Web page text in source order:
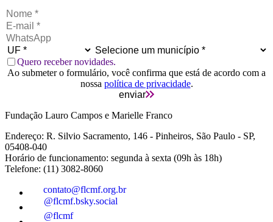
Quero receber novidades.
Ao submeter o formulário, você confirma que está de acordo com a
nossa política de privacidade.
enviar
Fundação Lauro Campos e Marielle Franco
Endereço: R. Silvio Sacramento, 146 - Pinheiros, São Paulo - SP,
05408-040
Horário de funcionamento: segunda à sexta (09h às 18h)
Telefone: (11) 3082-8060
contato@flcmf.org.br
@flcmf.bsky.social
@flcmf